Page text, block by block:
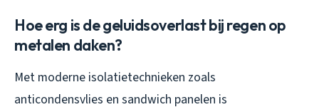
Hoe erg is de geluidsoverlast bij regen op
metalen daken?
Met moderne isolatietechnieken zoals
anticondensvlies en sandwich panelen is